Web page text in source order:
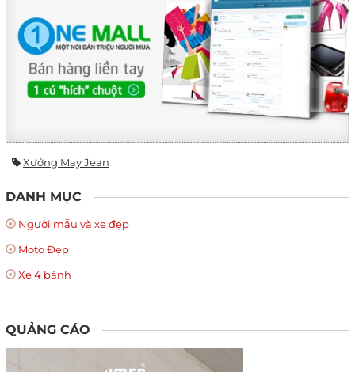
Xưởng May Jean
DANH MỤC
Người mẫu và xe đẹp
Moto Đẹp
Xe 4 bánh
QUẢNG CÁO